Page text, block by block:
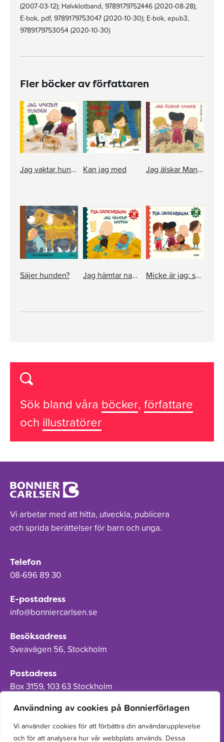
Användning av cookies på Bonnierförlagen
Vi använder cookies för att förbättra din användarupplevelse
och för att analysera hur vår webbplats används. Dessa
(2007-03-12); Halvklotband, 9789179752446 (2020-08-28);
E-bok, pdf, 9789179753047 (2020-10-30); E-bok, epub3,
9789179753054 (2020-10-30)
Fler böcker av författaren
Jag vaktar hunden Kan jag med Jag älskar Manne
Säjer hunden? Jag hämtar nappen Micke är jag: samlingsbox
Sök bland våra böcker, författare
och illustratörer
Vi arbetar med att hitta, utveckla, publicera
och sprida berättelser för barn och unga.
Telefon
08-696 89 30
E-postadress
info@bonniercarlsen.se
Besöksadress
Sveavägen 56, Stockholm
Postadress
Box 3159, 103 63 Stockholm